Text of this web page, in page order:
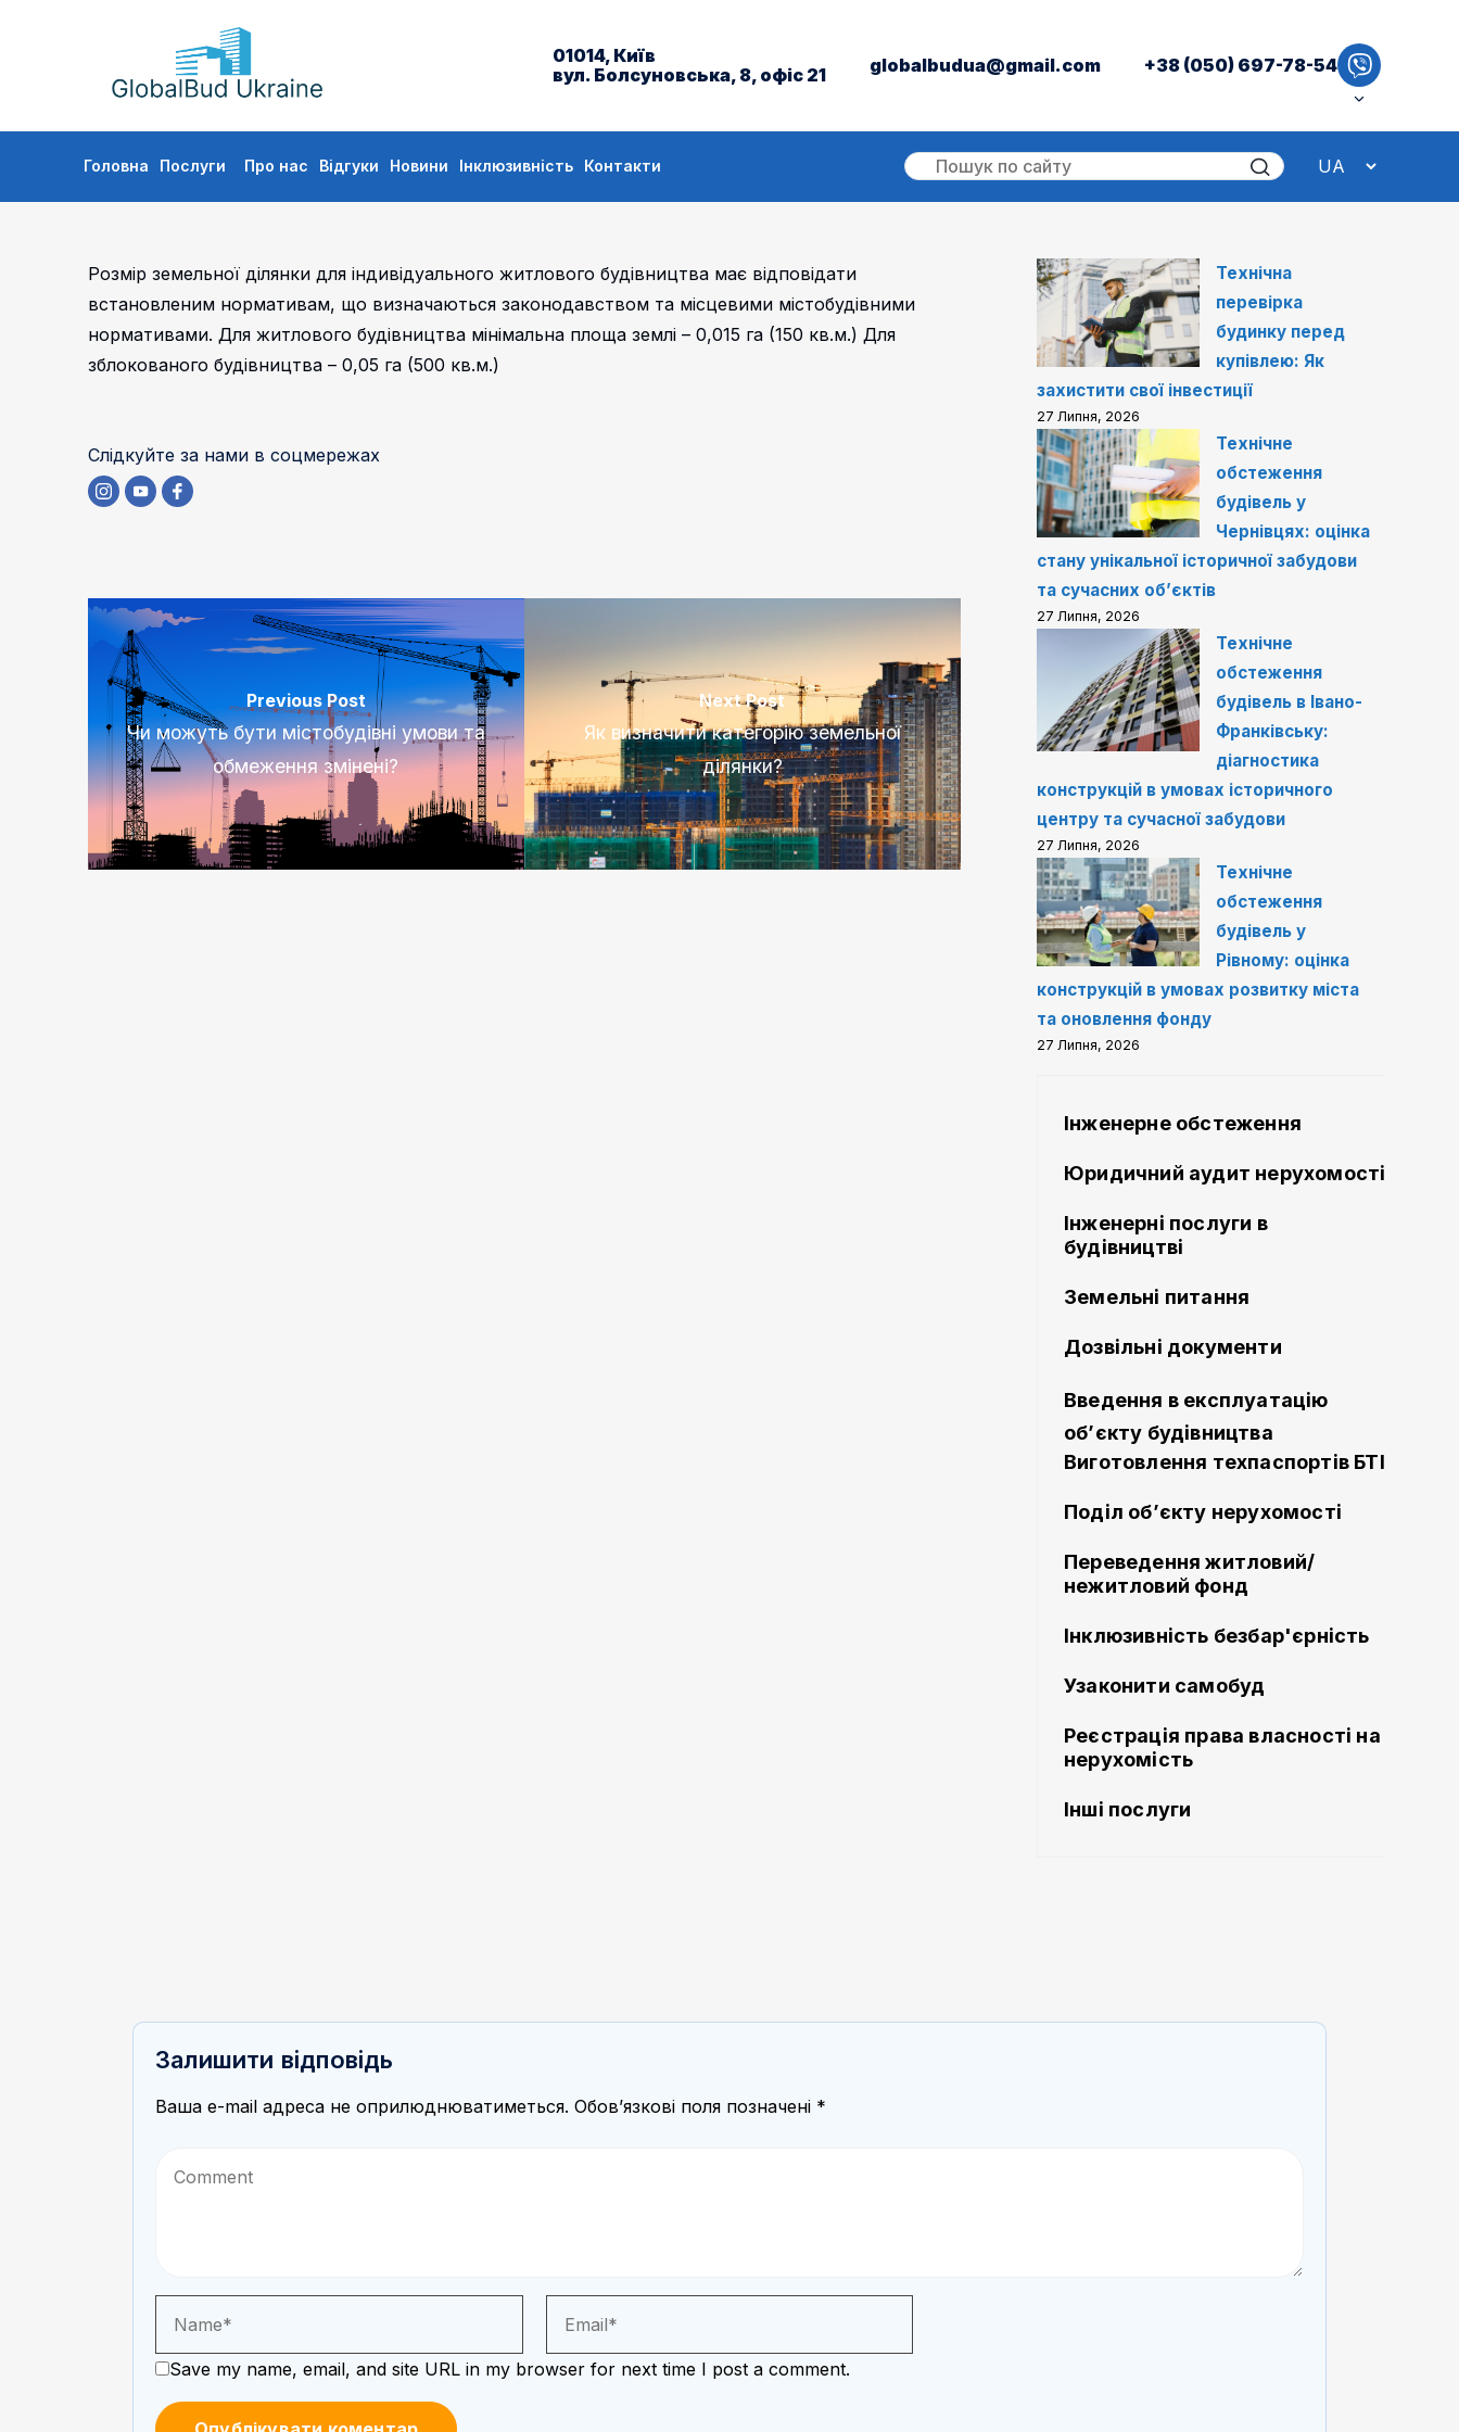
01014, Київ
вул. Болсуновська, 8, офіс 21
globalbudua@gmail.com +38 (050) 697-78-54
Skip
to
Головна Послуги Про нас Відгуки Новини Інклюзивність Контакти
Розмір земельної ділянки для індивідуального житлового будівництва має відповідати
встановленим нормативам, що визначаються законодавством та місцевими містобудівними
нормативами. Для житлового будівництва мінімальна площа землі – 0,015 га (150 кв.м.) Для
зблокованого будівництва – 0,05 га (500 кв.м.)
Слідкуйте за нами в соцмережах
Previous Post
Чи можуть бути містобудівні умови та
обмеження змінені?
Next Post
Як визначити категорію земельної
ділянки?
Технічна
перевірка
будинку перед
купівлею: Як
захистити свої інвестиції
27 Липня, 2026
Технічне
обстеження
будівель у
Чернівцях: оцінка
стану унікальної історичної забудови
та сучасних об’єктів
27 Липня, 2026
Технічне
обстеження
будівель в Івано-
Франківську:
діагностика
конструкцій в умовах історичного
центру та сучасної забудови
27 Липня, 2026
Технічне
обстеження
будівель у
Рівному: оцінка
конструкцій в умовах розвитку міста
та оновлення фонду
27 Липня, 2026
Інженерне обстеження
Юридичний аудит нерухомості
Інженерні послуги в
будівництві
Земельні питання
Дозвільні документи
Введення в експлуатацію
об’єкту будівництва
Виготовлення техпаспортів БТІ
Поділ об’єкту нерухомості
Переведення житловий/
нежитловий фонд
Інклюзивність безбар'єрність
Узаконити самобуд
Реєстрація права власності на
нерухомість
Інші послуги
Залишити відповідь
Ваша e-mail адреса не оприлюднюватиметься. Обов’язкові поля позначені *
Save my name, email, and site URL in my browser for next time I post a comment.